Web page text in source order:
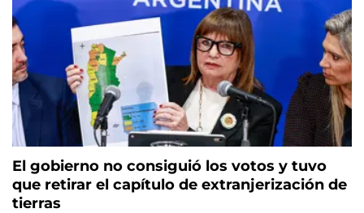
El gobierno no consiguió los votos y tuvo
que retirar el capítulo de extranjerización de
tierras